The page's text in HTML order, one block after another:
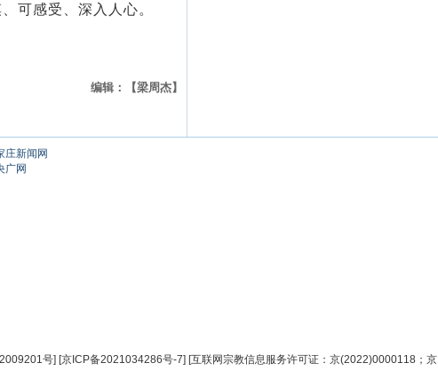
可感受、深入人心。
编辑：【梁周杰】
庄新闻网
广网
号] [京ICP备2021034286号-7] [互联网宗教信息服务许可证：京(2022)0000118；京